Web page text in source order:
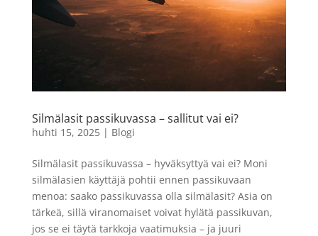
Silmälasit passikuvassa – sallitut vai ei?
huhti 15, 2025| Blogi
Silmälasit passikuvassa – hyväksyttyä vai ei? Moni
silmälasien käyttäjä pohtii ennen passikuvaan
menoa: saako passikuvassa olla silmälasit? Asia on
tärkeä, sillä viranomaiset voivat hylätä passikuvan,
jos se ei täytä tarkkoja vaatimuksia – ja juuri
Ilford Other Chemistry
34,90€ + LISÄÄ